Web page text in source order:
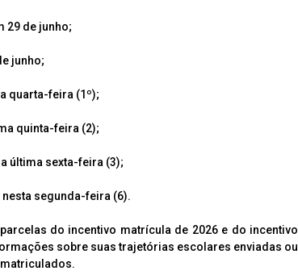
de junho;
junho;
quarta-feira (1º);
quinta-feira (2);
última sexta-feira (3);
segunda-feira (6).
do incentivo matrícula de 2026 e do incentivo
sobre suas trajetórias escolares enviadas ou